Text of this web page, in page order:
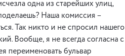
одна из старейших улиц,
Наша комиссия –
Так никто и не спросил нашего
Вообще, я не всегда согласна с
переименовать бульвар